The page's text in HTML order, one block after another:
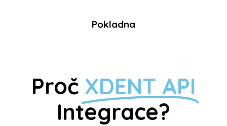
Pokladna
Proč XDENT API
Integrace?